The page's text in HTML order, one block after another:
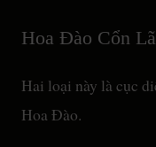
Hoa Đào Cổn
Hai loại này là cục
Hoa Đào.